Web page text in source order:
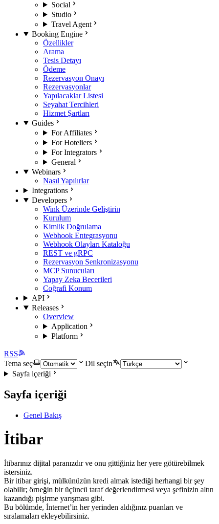
Social
Studio
Travel Agent
Booking Engine
Özellikler
Arama
Tesis Detayı
Ödeme
Rezervasyon Onayı
Rezervasyonlar
Yapılacaklar Listesi
Seyahat Tercihleri
Hizmet Şartları
Guides
For Affiliates
For Hoteliers
For Integrators
General
Webinars
Nasıl Yapılırlar
Integrations
Developers
Wink Üzerinde Geliştirin
Kurulum
Kimlik Doğrulama
Webhook Entegrasyonu
Webhook Olayları Kataloğu
REST ve gRPC
Rezervasyon Senkronizasyonu
MCP Sunucuları
Yapay Zeka Becerileri
Coğrafi Konum
API
Releases
Overview
Application
Platform
RSS
Tema seç
Dil seçin
Sayfa içeriği
Sayfa içeriği
Genel Bakış
İtibar
İtibarınız dijital paranızdır ve onu gittiğiniz her yere götürebilmek
istersiniz.
Bir itibar girişi, mülkünüzün kredi almak istediği herhangi bir şey
olabilir; örneğin bir üçüncü taraf değerlendirmesi veya şefinizin altın
kazandığı pişirme yarışması gibi.
Bu bölümde, İnternet’in her yerinden aldığınız puanları ve
sıralamaları ekleyebilirsiniz.